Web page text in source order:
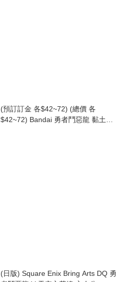
(預訂訂金 各$42~72) (總價 各
$42~72) Bandai 勇者鬥惡龍 黏土模
(日版) Square Enix Bring Arts DQ 勇